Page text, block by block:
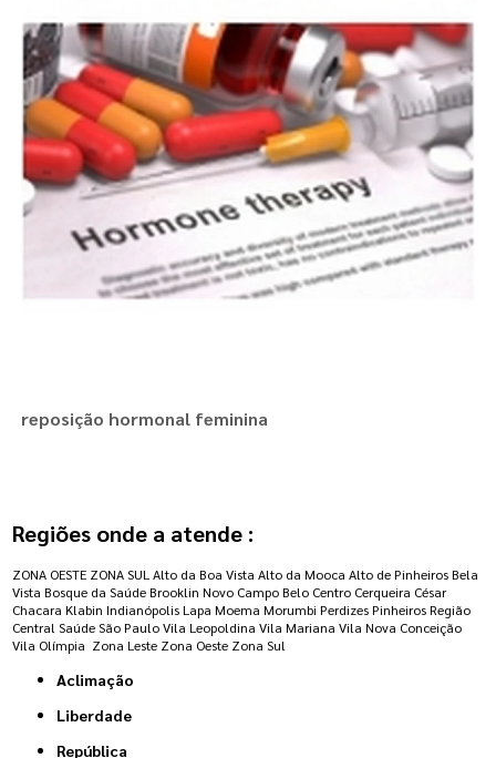
reposição hormonal feminina
Regiões onde a atende :
ZONA OESTE ZONA SUL Alto da Boa Vista Alto da Mooca Alto de Pinheiros Bela
Vista Bosque da Saúde Brooklin Novo Campo Belo Centro Cerqueira César
Chacara Klabin Indianópolis Lapa Moema Morumbi Perdizes Pinheiros Região
Central Saúde São Paulo Vila Leopoldina Vila Mariana Vila Nova Conceição
Vila Olímpia Zona Leste Zona Oeste Zona Sul
Aclimação
Liberdade
República